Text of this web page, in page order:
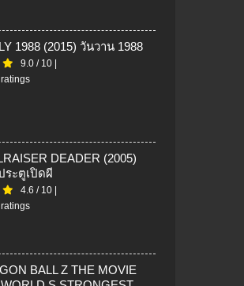
1988 (2015) วันวาน 1988
9.0 / 10
DEADER (2005)
ระตูเปิดผี
4.6 / 10
BALL Z THE MOVIE